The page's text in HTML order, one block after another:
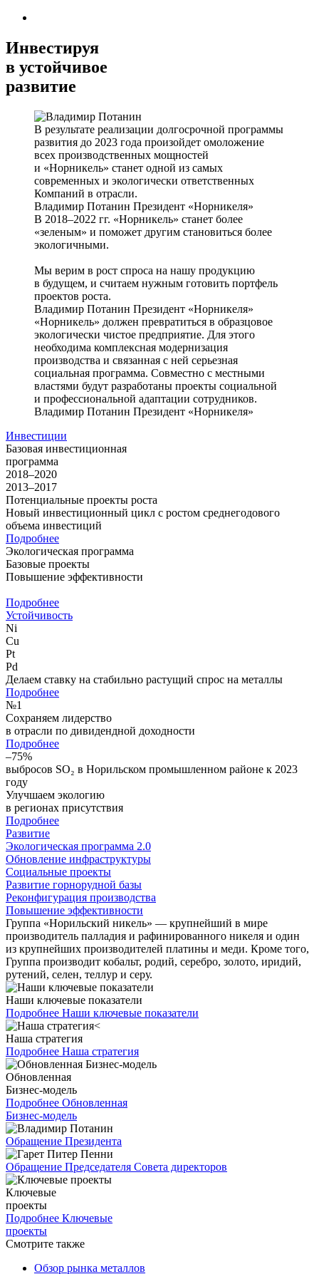
Инвестируя
в устойчивое
развитие
В результате реализации долгосрочной программы
развития до 2023 года произойдет омоложение
всех производственных мощностей
и «Норникель» станет одной из самых
современных и экологически ответственных
Компаний в отрасли.
Владимир Потанин Президент «Норникеля»
В 2018–2022 гг. «Норникель» станет более
«зеленым» и поможет другим становиться более
экологичными.
Мы верим в рост спроса на нашу продукцию
в будущем, и считаем нужным готовить портфель
проектов роста.
Владимир Потанин Президент «Норникеля»
«Норникель» должен превратиться в образцовое
экологически чистое предприятие. Для этого
необходима комплексная модернизация
производства и связанная с ней серьезная
социальная программа. Совместно с местными
властями будут разработаны проекты социальной
и профессиональной адаптации сотрудников.
Владимир Потанин Президент «Норникеля»
Инвестиции
Базовая инвестиционная
программа
2018–2020
2013–2017
Потенциальные проекты роста
Новый инвестиционный цикл с ростом среднегодового
объема инвестиций
Подробнее
Экологическая программа
Базовые проекты
Повышение эффективности
Подробнее
Устойчивость
Ni
Cu
Pt
Pd
Делаем ставку на стабильно растущий спрос на металлы
Подробнее
№1
Сохраняем лидерство
в отрасли по дивидендной доходности
Подробнее
–75%
выбросов SO₂ в Норильском промышленном районе к 2023
году
Улучшаем экологию
в регионах присутствия
Подробнее
Развитие
Экологическая программа 2.0
Обновление инфраструктуры
Социальные проекты
Развитие горнорудной базы
Реконфигурация производства
Повышение эффективности
Группа «Норильский никель» — крупнейший в мире
производитель палладия и рафинированного никеля и один
из крупнейших производителей платины и меди. Кроме того,
Группа производит кобальт, родий, серебро, золото, иридий,
рутений, селен, теллур и серу.
Наши ключевые показатели
Подробнее Наши ключевые показатели
Наша стратегия
Подробнее Наша стратегия
Обновленная
Бизнес-модель
Подробнее Обновленная
Бизнес-модель
Обращение Президента
Обращение Председателя Совета директоров
Ключевые
проекты
Подробнее Ключевые
проекты
Смотрите также
Обзор рынка металлов